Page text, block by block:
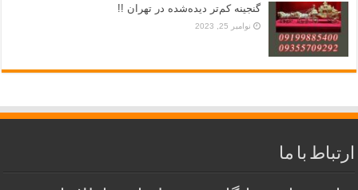
گنجینه کم‌تر دیده‌شده در تهران !!
نوامبر 25, 2023
ارتباط با ما